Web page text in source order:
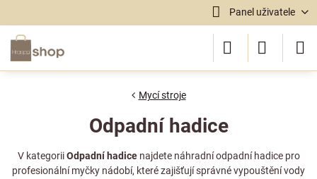
Panel uživatele
Mycí stroje
Odpadní hadice
V kategoriiOdpadní hadicenajdete náhradní odpadní hadice pro
profesionální myčky nádobí, které zajišťují správné vypouštění vody